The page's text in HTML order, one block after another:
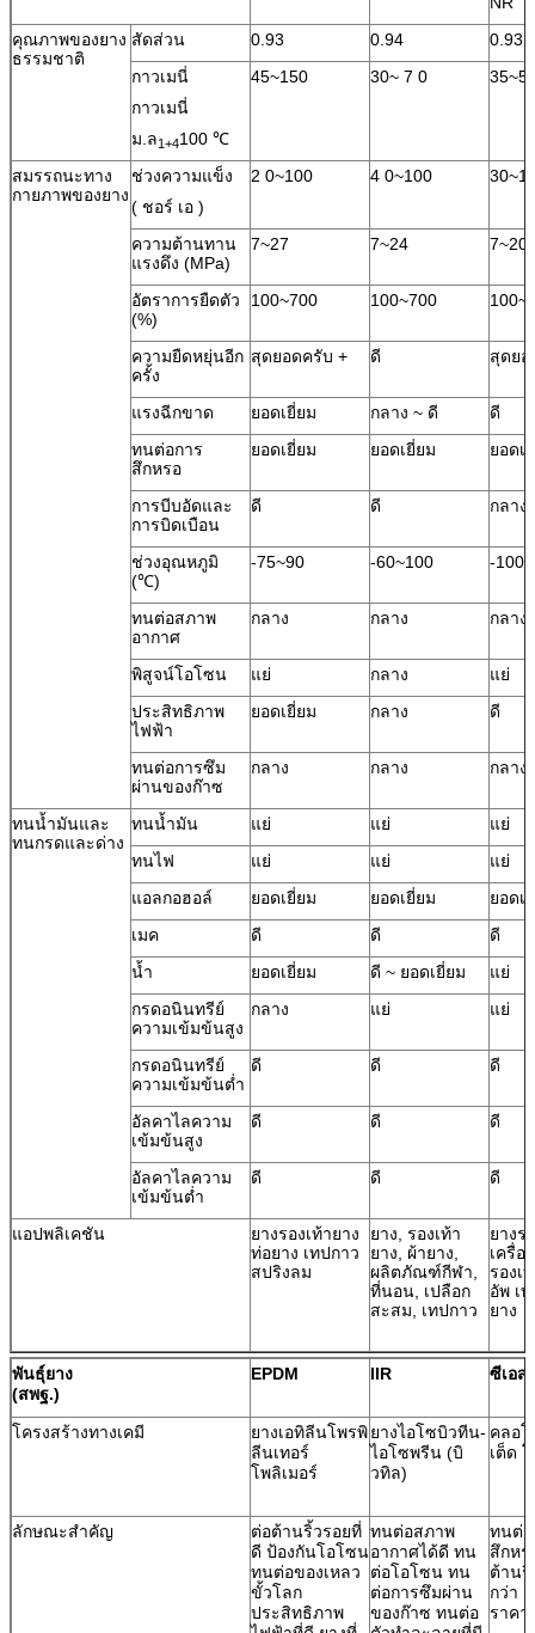
คุณภาพของยาง
ธรรมชาติ
สัดส่วน 0.93 0.94
0.93
กาวเมนี่
กาวเมนี่
ม.ล1+4100 ℃
45~150 30~ 7 0
สมรรถนะทาง
กายภาพของยาง
ช่วงความแข็ง
( ชอร์ เอ )
2 0~100 4 0~100
ความต้านทาน
แรงดึง (MPa)
7~27 7~24 7~20
อัตราการยืดตัว
(%)
100~700 100~700
ความยืดหยุ่นอีก
ครั้ง
สุดยอดครับ + ดี สุดยอ
แรงฉีกขาด ยอดเยี่ยม กลาง ~ ดี
ดี
ทนต่อการ
สึกหรอ
ยอดเยี่ยม ยอดเยี่ยม ยอดเ
การบีบอัดและ
การบิดเบือน
ดี ดี กลาง
ช่วงอุณหภูมิ
(℃)
-75~90 -60~100 -
ทนต่อสภาพ
อากาศ
กลาง กลาง กลาง
พิสูจน์โอโซน แย่ กลาง
แย่
ประสิทธิภาพ
ไฟฟ้า
ยอดเยี่ยม กลาง ดี
ทนต่อการซึม
ผ่านของก๊าซ
กลาง กลาง กลาง
ทนน้ำมันและ
ทนกรดและด่าง
ทนน้ำมัน แย่ แย่
แย่
ทนไฟ
แย่ แย่
แย่
แอลกอฮอล์
ยอดเยี่ยม ยอดเยี่ยม
ยอดเ
เมค
ดี ดี
ดี
น้ำ
ยอดเยี่ยม ดี ~ ยอดเยี่ยม
แย่
กรดอนินทรีย์
ความเข้มข้นสูง
กลาง แย่ แย่
กรดอนินทรีย์
ความเข้มข้นต่ำ
ดี ดี ดี
อัลคาไลความ
เข้มข้นสูง
ดี ดี ดี
อัลคาไลความ
เข้มข้นต่ำ
ดี ดี ดี
แอปพลิเคชัน
ยางรองเท้ายาง
ท่อยาง เทปกาว
สปริงลม
ยาง, รองเท้า
ยาง, ผ้ายาง,
ผลิตภัณฑ์กีฬา,
ที่นอน, เปลือก
สะสม, เทปกาว
ยางร
เครื่อ
รองเ
อัพ เ
ยาง
พันธุ์ยาง
(สพฐ.)
EPDM IIR ซีเอส
โครงสร้างทางเคมี
ยางเอทิลีนโพรพิ
ลีนเทอร์
โพลิเมอร์
ยางไอโซบิวทีน-
ไอโซพรีน (บิ
วทิล)
คลอโ
เต็ด
ลักษณะสำคัญ
ต่อต้านริ้วรอยที่
ดี ป้องกันโอโซน
ทนต่อของเหลว
ขั้วโลก
ประสิทธิภาพ
ทนต่อสภาพ
อากาศได้ดี ทน
ต่อโอโซน ทน
ต่อการซึมผ่าน
ของก๊าซ ทนต่อ
ทนต่อ
สึกหร
ต้านริ้
กว่า
ราคา